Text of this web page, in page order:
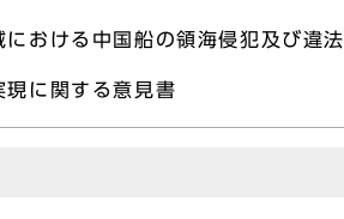
おける中国船の領海侵犯及び違
現に関する意見書